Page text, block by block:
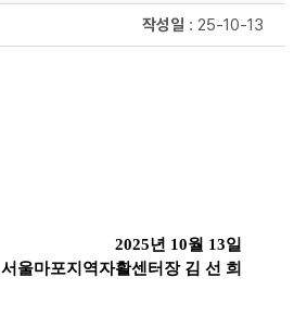
작성일 : 25-10-13
2025년 10월 13일
서울마포지역자활센터장 김 선 희